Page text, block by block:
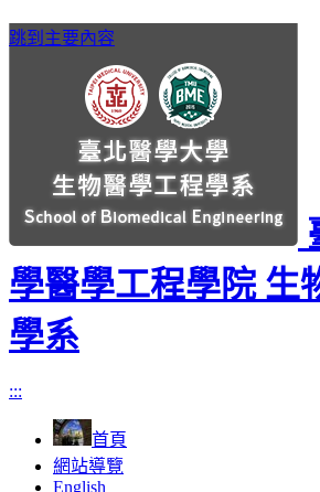
跳到主要內容
學醫學工程學院 生
學系
:::
首頁
網站導覽
English